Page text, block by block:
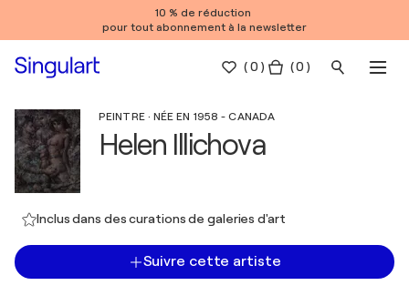
10 % de réduction
pour tout abonnement à la newsletter
(0 ) ( 0 )
PEINTRE · NÉE EN 1958 - CANADA
Helen Illichova
Inclus dans des curations de galeries d'art
Suivre cette artiste